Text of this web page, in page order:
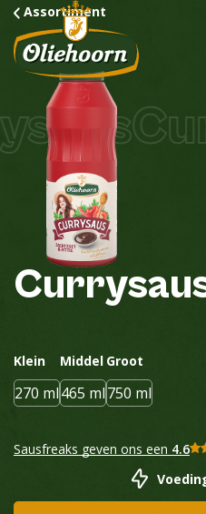
Assortiment
Klein
270 ml
Middel
465 ml
Groot
750 ml
Sausfreaks geven ons een 4.6